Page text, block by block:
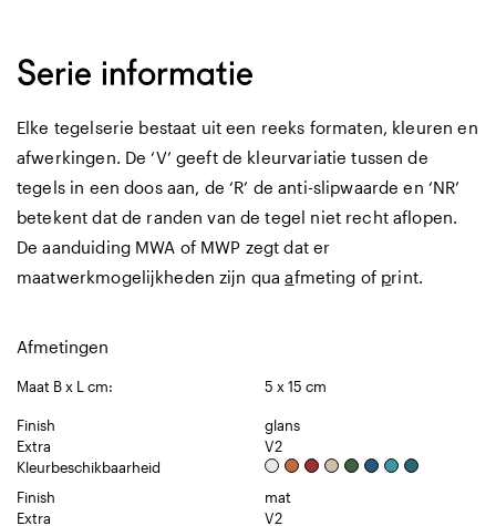
Serie informatie
Elke tegelserie bestaat uit een reeks formaten, kleuren en
afwerkingen. De ‘V’ geeft de kleurvariatie tussen de
tegels in een doos aan, de ‘R’ de anti-slipwaarde en ‘NR’
betekent dat de randen van de tegel niet recht aflopen.
De aanduiding MWA of MWP zegt dat er
maatwerkmogelijkheden zijn quaafmeting of print.
Afmetingen
Maat B x L cm: 5 x 15 cm
Finish
glans
Extra
V2
Kleurbeschikbaarheid
Finish
mat
Extra
V2